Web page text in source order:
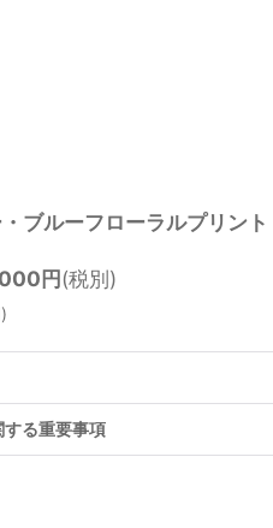
ブルーフローラルプリン
円(税別)
)
る重要事項